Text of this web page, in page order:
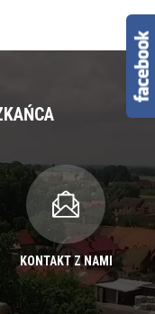
KONTAKT Z NAMI